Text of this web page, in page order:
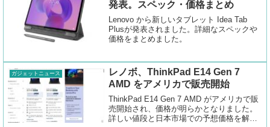
発表。スペック・価格まとめ
Lenovo から新しいタブレット Idea Tab
Plusが発表されました。詳細なスペックや
価格をまとめました。
ガジェットニュース
レノボ、ThinkPad E14 Gen 7
AMD をアメリカで販売開始
ThinkPad E14 Gen 7 AMD がアメリカで販
売開始され、価格が明らかとなりました。
詳しい値段と日本市場での予想価格を解説